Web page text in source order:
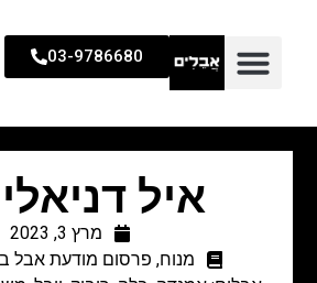
03-9786680
איל
מרץ 3, 2023
מנוח, פרסום מודעת אבל